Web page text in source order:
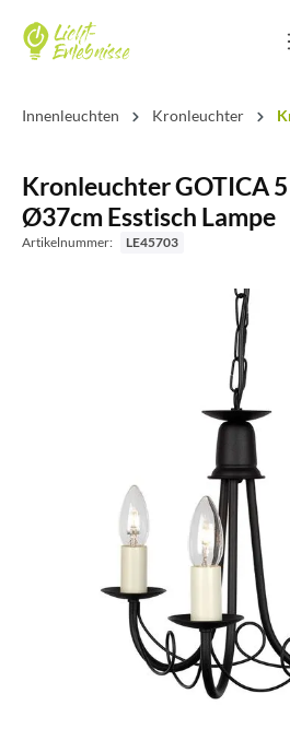
Innenleuchten Kronleuchter
Kronleuchter GOTICA
Ø37cm Esstisch Lampe
Artikelnummer: LE45703